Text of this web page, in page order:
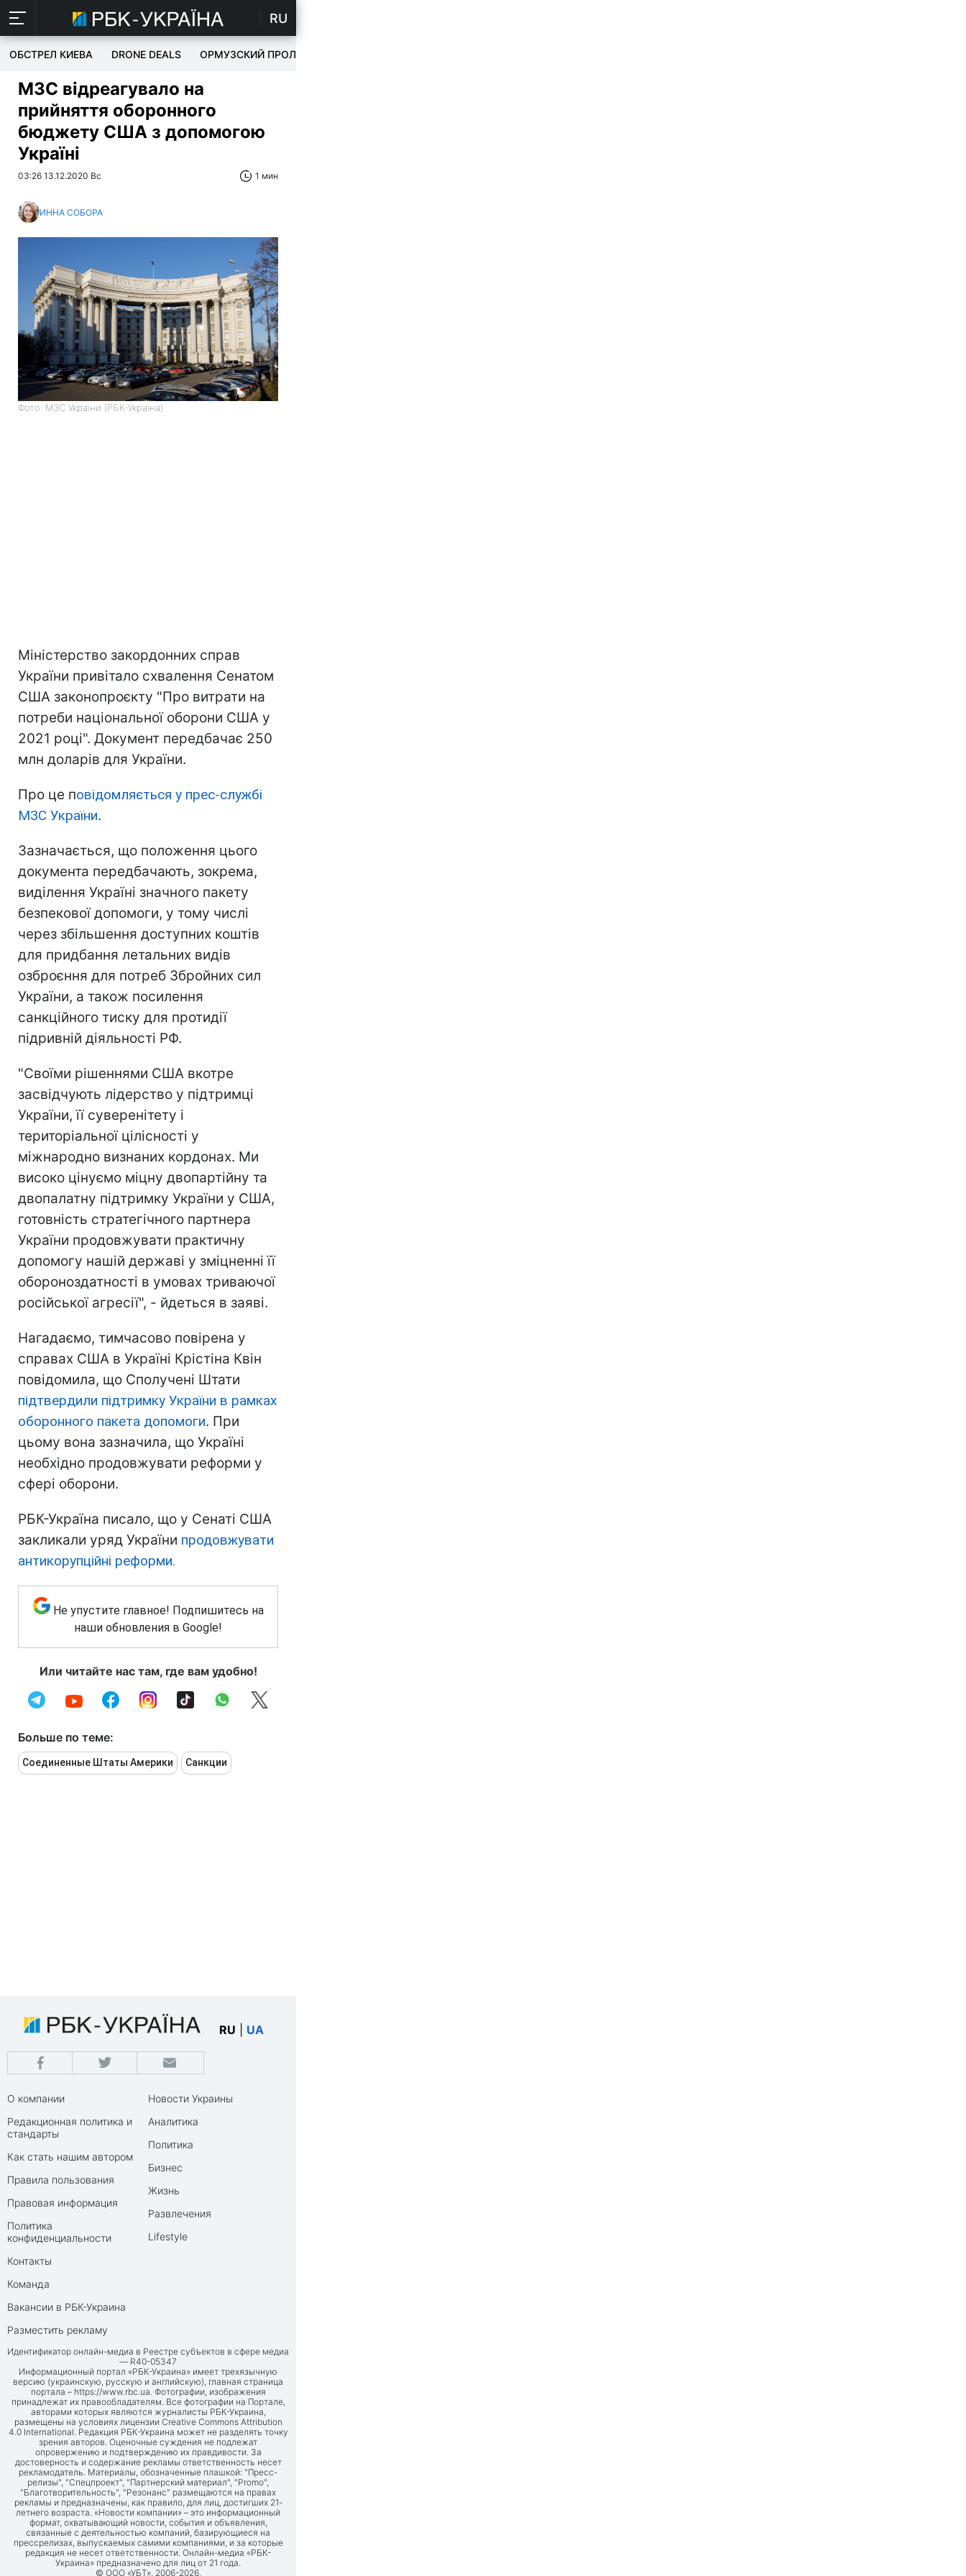
RU
ОБСТРЕЛ КИЕВА DRONE DEALS ОРМУЗСКИЙ ПРОЛИВ
МЗС відреагувало на
прийняття оборонного
бюджету США з допомогою
Україні
03:26 13.12.2020 Вс 1 мин
ИННА СОБОРА
Фото: МЗС України (РБК-Україна)
Міністерство закордонних справ
України привітало схвалення Сенатом
США законопроєкту "Про витрати на
потреби національної оборони США у
2021 році". Документ передбачає 250
млн доларів для України.
Про це повідомляється у прес-службі
МЗС України.
Зазначається, що положення цього
документа передбачають, зокрема,
виділення Україні значного пакету
безпекової допомоги, у тому числі
через збільшення доступних коштів
для придбання летальних видів
озброєння для потреб Збройних сил
України, а також посилення
санкційного тиску для протидії
підривній діяльності РФ.
"Своїми рішеннями США вкотре
засвідчують лідерство у підтримці
України, її суверенітету і
територіальної цілісності у
міжнародно визнаних кордонах. Ми
високо цінуємо міцну двопартійну та
двопалатну підтримку України у США,
готовність стратегічного партнера
України продовжувати практичну
допомогу нашій державі у зміцненні її
обороноздатності в умовах триваючої
російської агресії", - йдеться в заяві.
Нагадаємо, тимчасово повірена у
справах США в Україні Крістіна Квін
повідомила, що Сполучені Штати
підтвердили підтримку України в рамках
оборонного пакета допомоги. При
цьому вона зазначила, що Україні
необхідно продовжувати реформи у
сфері оборони.
РБК-Україна писало, що у Сенаті США
закликали уряд України продовжувати
антикорупційні реформи.
Не упустите главное! Подпишитесь на
наши обновления в Google!
Или читайте нас там, где вам удобно!
Больше по теме:
Соединенные Штаты Америки Санкции
RU UA
О компании
Редакционная политика и
стандарты
Как стать нашим автором
Правила пользования
Правовая информация
Политика
конфиденциальности
Контакты
Команда
Вакансии в РБК-Украина
Разместить рекламу
Новости Украины
Аналитика
Политика
Бизнес
Жизнь
Развлечения
Lifestyle
Идентификатор онлайн-медиа в Реестре субъектов в сфере медиа
— R40-05347
Информационный портал «РБК-Украина» имеет трехязычную
версию (украинскую, русскую и английскую), главная страница
портала – https://www.rbc.ua. Фотографии, изображения
принадлежат их правообладателям. Все фотографии на Портале,
авторами которых являются журналисты РБК-Украина,
размещены на условиях лицензии Creative Commons Attribution
4.0 International. Редакция РБК-Украина может не разделять точку
зрения авторов. Оценочные суждения не подлежат
опровержению и подтверждению их правдивости. За
достоверность и содержание рекламы ответственность несет
рекламодатель. Материалы, обозначенные плашкой: "Пресс-
релизы", "Спецпроект", "Партнерский материал", "Promo",
"Благотворительность", "Резонанс" размещаются на правах
рекламы и предназначены, как правило, для лиц, достигших 21-
летнего возраста. «Новости компании» – это информационный
формат, охватывающий новости, события и объявления,
связанные с деятельностью компаний, базирующиеся на
прессрелизах, выпускаемых самими компаниями, и за которые
редакция не несет ответственности. Онлайн-медиа «РБК-
Украина» предназначено для лиц от 21 года.
© ООО «УБТ», 2006-2026.